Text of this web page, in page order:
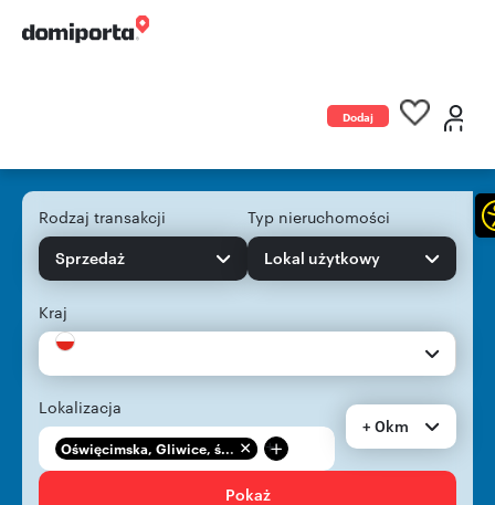
Dodaj
Rodzaj transakcji
Sprzedaż
Typ nieruchomości
Lokal użytkowy
Kraj
Lokalizacja
Oświęcimska, Gliwice, ś... +
+ 0km
Pokaż